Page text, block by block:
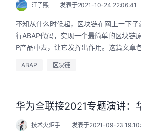
汪子熙 发表于2021-10-24 22:06:41
不知从什么时候起，区块链在网上一下
行ABAP代码，实现一个最简单的区块链
P产品中去，让它发挥出作用。这篇文章
ABAP 区块链
华为全联接2021专题演讲：
技术火炬手 发表于2021-09-23